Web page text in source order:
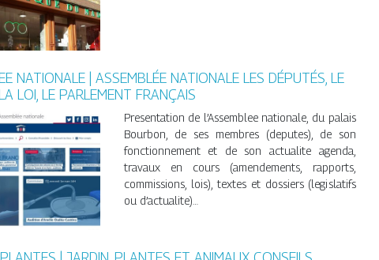
NATIONALE | ASSEMBLÉE NATIONALE LES DÉPUTÉS, LE
LOI, LE PARLEMENT FRANÇAIS
Presentation de l’Assemblee nationale, du palais
Bourbon, de ses membres (deputes), de son
fonctionnement et de son actualite agenda,
travaux en cours (amendements, rapports,
commissions, lois), textes et dossiers (legislatifs
ou d’actualite)…